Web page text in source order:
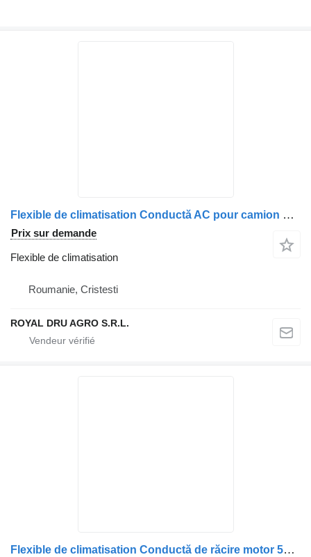
Flexible de climatisation Conductă AC pour camion Renault 7484591053 (84591053)
Prix sur demande
Flexible de climatisation
Roumanie, Cristesti
ROYAL DRU AGRO S.R.L.
Flexible de climatisation Conductă de răcire motor 5010284090 pour camion Renault